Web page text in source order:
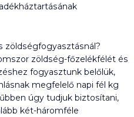
zöldségfogyasztásnál?
zöldség-főzelékfélét és
fogyasztunk belőlük,
megfelelő napi fél kg
úgy tudjuk biztosítani,
két-háromféle